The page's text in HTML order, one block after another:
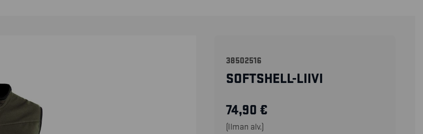
38502516
SOFTSHELL-LIIVI
74,90 €
(Ilman alv.)